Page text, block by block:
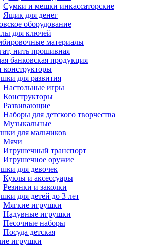
Сумки и мешки инкассаторские
Ящик для денег
оборудование
для ключей
материалы
нить прошивная
банковская продукция
для развития
Настольные игры
Конструкторы
Развивающие
Наборы для детского творчества
Музыкальные
для мальчиков
Мячи
Игрушечный транспорт
Игрушечное оружие
для девочек
Куклы и аксессуары
Резинки и заколки
для детей до 3 лет
Мягкие игрушки
Надувные игрушки
Песочные наборы
Посуда детская
игрушки